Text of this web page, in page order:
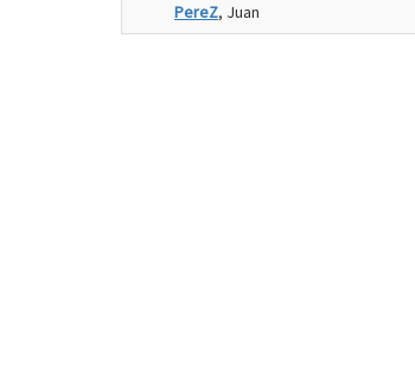
PereZ, Juan